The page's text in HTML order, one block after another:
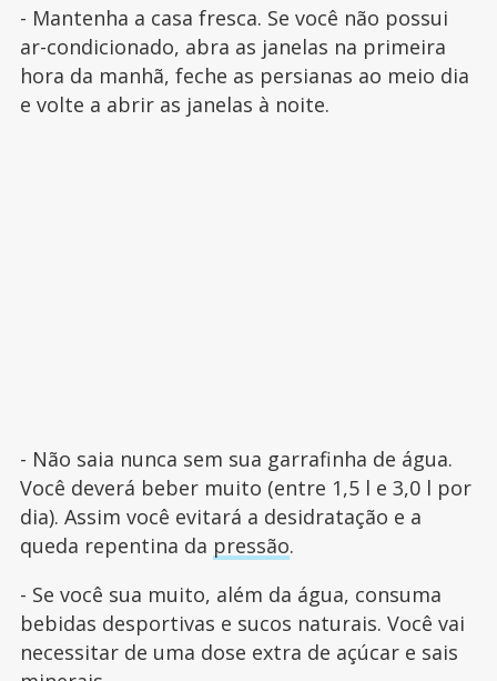
- Mantenha a casa fresca. Se você não possui
ar-condicionado, abra as janelas na primeira
hora da manhã, feche as persianas ao meio dia
e volte a abrir as janelas à noite.
- Não saia nunca sem sua garrafinha de água.
Você deverá beber muito (entre 1,5 l e 3,0 l por
dia). Assim você evitará a desidratação e a
queda repentina da pressão.
- Se você sua muito, além da água, consuma
bebidas desportivas e sucos naturais. Você vai
necessitar de uma dose extra de açúcar e sais